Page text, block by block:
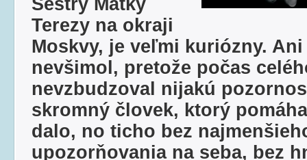
Terezy na okraji
Moskvy, je veľmi kuriózny.
nevšimol, pretože počas
nevzbudzoval nijakú
skromný človek, ktorý
dalo, no ticho bez
upozorňovania na seba, bez